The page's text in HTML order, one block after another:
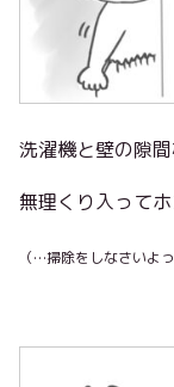
洗濯機と壁の隙
無理くり入って
（…掃除をしなさいよっ